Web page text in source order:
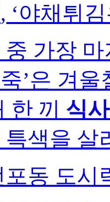
, ‘야채튀
중 가장
’은 겨
한 끼 식사
특색을 살
포동 도시